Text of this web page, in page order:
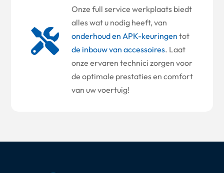

Onze full service werkplaats biedt
alles wat u nodig heeft, van
onderhoud en APK-keuringen tot
de inbouw van accessoires. Laat
onze ervaren technici zorgen voor
de optimale prestaties en comfort
van uw voertuig!